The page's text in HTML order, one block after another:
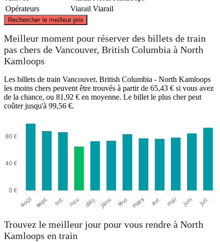
Opérateurs
Viarail Viarail
Rechercher le meilleur prix
Vancouver
©
Meilleur moment pour réserver des billets de train
pas chers de Vancouver, British Columbia à North
Kamloops
Les billets de train Vancouver, British Columbia - North Kamloops
les moins chers peuvent être trouvés à partir de 65,43 € si vous avez
de la chance, ou 81,92 € en moyenne. Le billet le plus cher peut
coûter jusqu'à 99,56 €.
Trouvez le meilleur jour pour vous rendre à North
Kamloops en train